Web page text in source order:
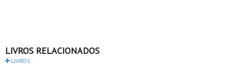
LIVROS RELACIONADOS
LIVROS